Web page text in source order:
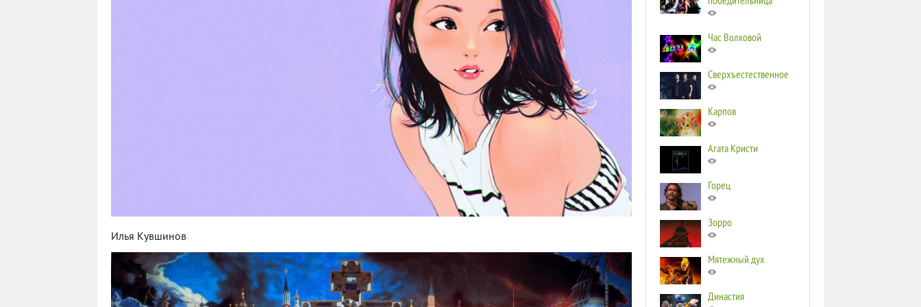
Илья Кувшинов
Час Волковой
Сверхъестественное
Карпов
Агата Кристи
Горец
Зорро
Мятежный дух
Династия